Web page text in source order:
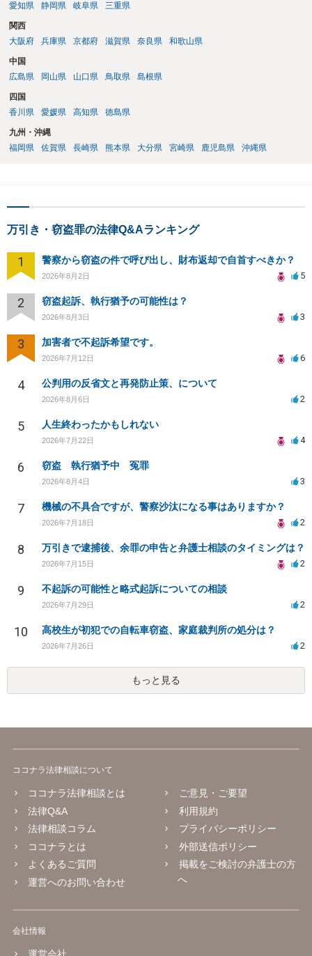
愛知県
静岡県 岐阜県 三重県
関西
大阪府
兵庫県 京都府 滋賀県 奈良県 和歌山県
中国
広島県
岡山県 山口県 鳥取県 島根県
四国
香川県
愛媛県 高知県 徳島県
九州・沖縄
福岡県
佐賀県 長崎県 熊本県 大分県 宮崎県 鹿児島県 沖縄県
万引き・窃盗罪の法律Q&Aランキング
1 警察から窃盗の件で呼び出し、財布返却で自首すべきか？
2026年8月2日 5
2 窃盗起訴、執行猶予の可能性は？
2026年8月3日 3
3 加害者で不起訴希望です。
2026年7月12日 6
4 公判用の反省文と再発防止策、について
2026年8月6日 2
5 人生終わったかもしれない
2026年7月22日 4
6 窃盗 執行猶予中 冤罪
2026年8月4日 3
7 機械の不具合ですが、警察沙汰になる事はありますか？
2026年7月18日 2
8 万引きで逮捕後、余罪の申告と弁護士相談のタイミングは？
2026年7月15日 2
9 不起訴の可能性と略式起訴についての相談
2026年7月29日 2
10 高校生が初犯での自転車窃盗、家庭裁判所の処分は？
2026年7月26日 2
もっと見る
ココナラ法律相談について
ココナラ法律相談とは
法律Q&A
法律相談コラム
ココナラとは
よくあるご質問
運営へのお問い合わせ
ご意見・ご要望
利用規約
プライバシーポリシー
外部送信ポリシー
掲載をご検討の弁護士の方
へ
会社情報
運営会社